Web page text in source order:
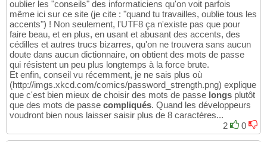
oublier les "conseils" des informaticiens qu'on voit parfois
même ici sur ce site (je cite : "quand tu travailles, oublie tous les
accents") ! Non seulement, l'UTF8 ça n'existe pas que pour
faire beau, et en plus, en usant et abusant des accents, des
cédilles et autres trucs bizarres, qu'on ne trouvera sans aucun
doute dans aucun dictionnaire, on obtient des mots de passe
qui résistent un peu plus longtemps à la force brute.
Et enfin, conseil vu récemment, je ne sais plus où
(http://imgs.xkcd.com/comics/password_strength.png) explique
que c'est bien mieux de choisir des mots de passe longs plutôt
que des mots de passe compliqués. Quand les développeurs
voudront bien nous laisser saisir plus de 8 caractères...
2
0